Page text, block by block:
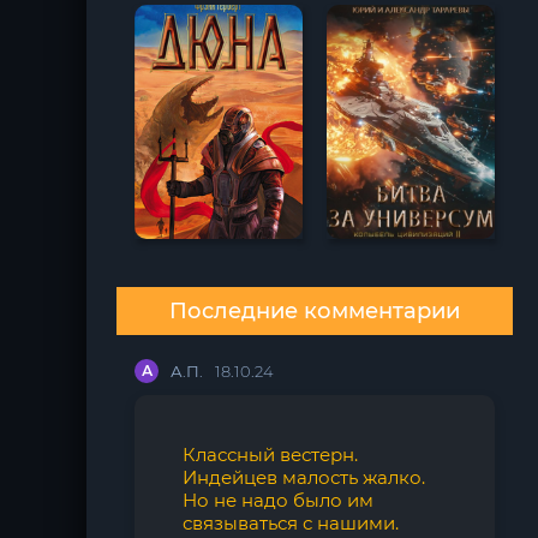
Последние комментарии
А А.П. 18.10.24
Классный вестерн.
Индейцев малость жалко.
Но не надо было им
связываться с нашими.